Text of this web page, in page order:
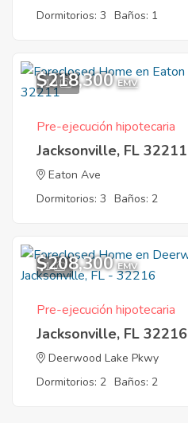
Dormitorios: 3 Baños: 1
10
$218,300 EMV
Pre-ejecución hipotecaria
Jacksonville, FL 32211
Eaton Ave
Dormitorios: 3 Baños: 2
1
$208,300 EMV
Pre-ejecución hipotecaria
Jacksonville, FL 32216
Deerwood Lake Pkwy
Dormitorios: 2 Baños: 2